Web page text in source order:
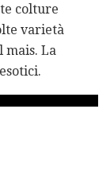
colture
varietà
mais. La